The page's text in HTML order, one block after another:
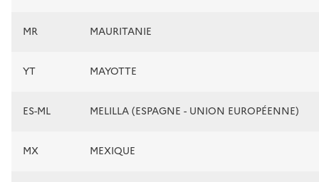
MR MAURITANIE
YT MAYOTTE
ES-ML MELILLA (ESPAGNE - UNION EUROPÉENNE)
MX MEXIQUE